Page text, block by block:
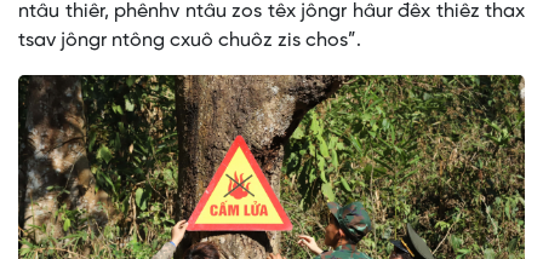
ntâu thiêr, phênhv ntâu zos têx jôngr hâur đêx thiêz thax
tsav jôngr ntông cxuô chuôz zis chos”.